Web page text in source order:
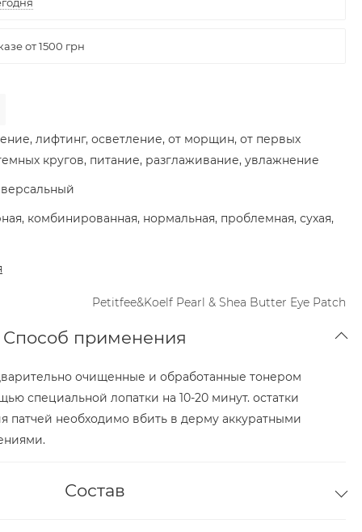
лифтинг, осветление, от морщин, от первых
кругов, питание, разглаживание, увлажнение
комбинированная, нормальная, проблемная, сухая,
Petitfee&Koelf Pearl & Shea Butter Eye Patch
Способ применения
очищенные и обработанные тонером
специальной лопатки на 10-20 минут. остатки
патчей необходимо вбить в дерму аккуратными
Состав